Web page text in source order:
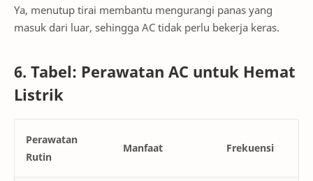
Ya, menutup tirai membantu mengurangi panas yang
masuk dari luar, sehingga AC tidak perlu bekerja keras.
6. Tabel: Perawatan AC untuk Hemat
Listrik
Perawatan
Rutin
Manfaat Frekuensi